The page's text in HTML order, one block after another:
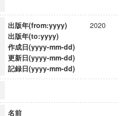
出版年(from:yyyy)
2020
出版年(to:yyyy)
作成日(yyyy-mm-dd)
更新日(yyyy-mm-dd)
記録日(yyyy-mm-dd)
名前